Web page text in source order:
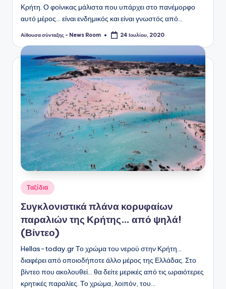
Κρήτη. Ο φοίνικας μάλιστα που υπάρχει στο πανέμορφο
αυτό μέρος... είναι ενδημικός και είναι γνωστός από…
Συγγραφέας:
Αίθουσα σύνταξης - News Room 24 Ιουλίου, 2020
Αναρτήθηκε
σε
Ταξίδια
Συγκλονιστικά πλάνα κορυφαίων
παραλιών της Κρήτης… από ψηλά!
(Βίντεο)
Hellas-today.gr Το χρώμα του νερού στην Κρήτη...
διαφέρει από οποιοδήποτε άλλο μέρος της Ελλάδας. Στο
βίντεο που ακολουθεί... θα δείτε μερικές από τις ωραιότερες
κρητικές παραλίες. Το χρώμα, λοιπόν, του…